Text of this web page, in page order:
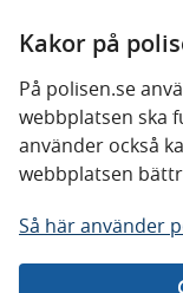
Kakor på
På polisen.se
webbplatsen ska
använder också
webbplatsen
Så här använder